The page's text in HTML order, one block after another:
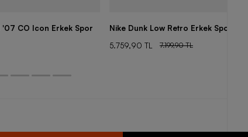
'07 CO Icon Erkek Spor
Nike Dunk Low Retro Erkek Spor
5.759,90 TL
7.199,90 TL